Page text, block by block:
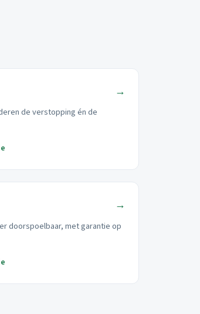
→
de verstopping én de
→
doorspoelbaar, met garantie op